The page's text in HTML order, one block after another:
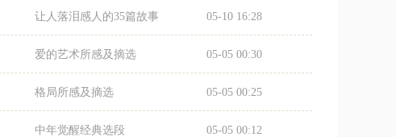
让人落泪感人的35篇故事 05-10 16:28
爱的艺术所感及摘选 05-05 00:30
格局所感及摘选 05-05 00:25
中年觉醒经典选段 05-05 00:12